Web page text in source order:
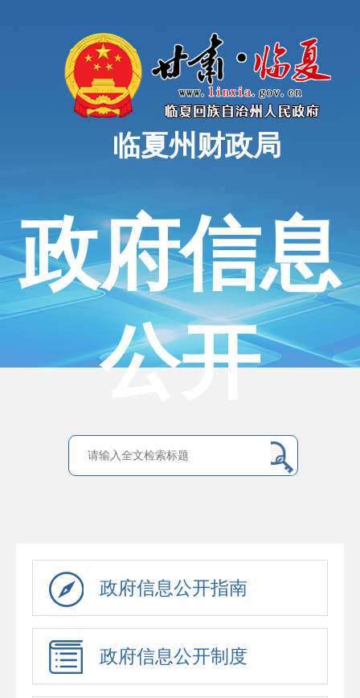
临夏州财政局
政府信息
公开
政府信息公开指南
政府信息公开制度